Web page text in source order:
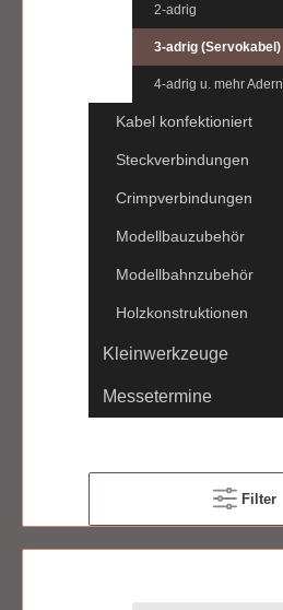
2-adrig
3-adrig (Servokabel)
4-adrig u. mehr Adern
Kabel konfektioniert
Steckverbindungen
Crimpverbindungen
Modellbauzubehör
Modellbahnzubehör
Holzkonstruktionen
Kleinwerkzeuge
Messetermine
Filter